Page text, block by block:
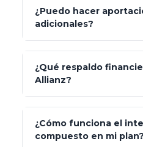
beneficiarios
¿Puedo hacer
adicionales?
¿Qué respaldo
Allianz?
¿Cómo funciona el
compuesto en mi plan?